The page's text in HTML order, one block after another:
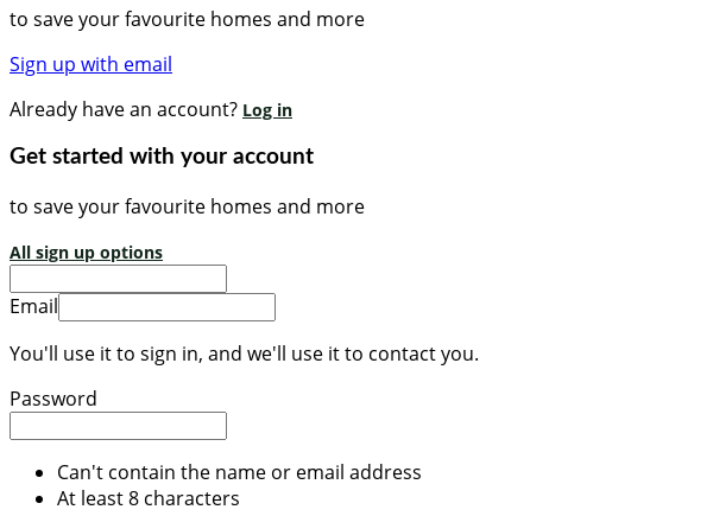
to save your favourite homes and more
Sign up with email
Already have an account? Log in
Get started with your account
to save your favourite homes and more
All sign up options
Email
You'll use it to sign in, and we'll use it to contact you.
Password
Can't contain the name or email address
At least 8 characters